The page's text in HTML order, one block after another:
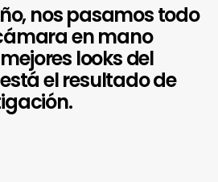
nos pasamos todo
en mano
looks del
el resultado de